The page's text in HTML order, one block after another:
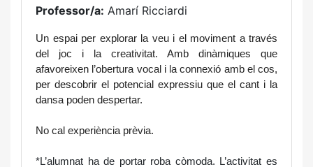
Professor/a: Amarí Ricciardi
Un espai per explorar la veu i el moviment a través
del joc i la creativitat. Amb dinàmiques que
afavoreixen l’obertura vocal i la connexió amb el cos,
per descobrir el potencial expressiu que el cant i la
dansa poden despertar.
No cal experiència prèvia.
*L’alumnat ha de portar roba còmoda. L’activitat es